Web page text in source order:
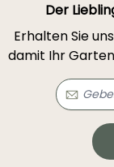
Der
Erhalten Sie
damit Ihr